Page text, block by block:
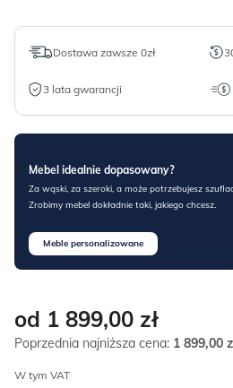
Dostawa zawsze 0zł
3 lata gwarancji
Mebel idealnie dopasowany?
Za wąski, za szeroki, a może potrzebujesz
Zrobimy mebel dokładnie taki, jakiego chcesz.
Meble personalizowane
od 1 899,00 zł
Poprzednia najniższa cena: 1 899,00
W tym VAT